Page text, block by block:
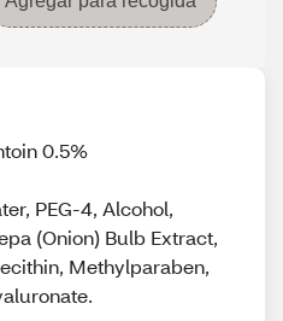
0.5%
PEG-4, Alcohol,
(Onion) Bulb Extract,
Methylparaben,